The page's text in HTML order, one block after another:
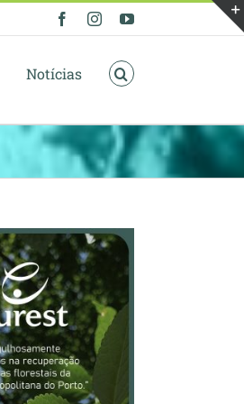
FacebookInstagramYouTube
Notícias